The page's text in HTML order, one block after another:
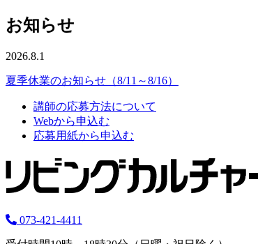
お知らせ
2026.8.1
夏季休業のお知らせ（8/11～8/16）
講師の応募方法について
Webから申込む
応募用紙から申込む
073-421-4411